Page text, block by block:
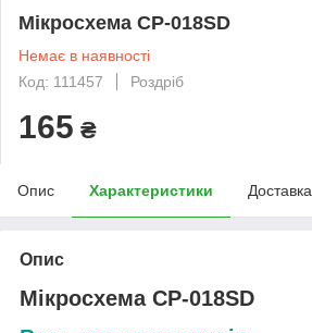
Мікросхема CP-018SD
Немає в наявності
Код: 111457
Роздріб
165 ₴
Опис Характеристики Доставка
Опис
Мікросхема CP-018SD